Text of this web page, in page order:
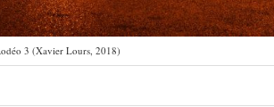
3 (Xavier Lours, 2018)